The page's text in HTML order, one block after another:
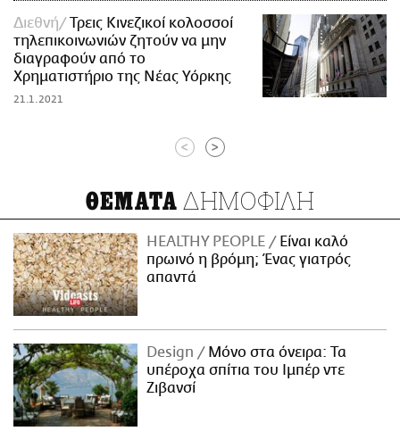
Διεθνή
Τρεις Κινεζικοί κολοσσοί
τηλεπικοινωνιών ζητούν να μην
διαγραφούν από το
Χρηματιστήριο της Νέας Υόρκης
21.1.2021
< >
ΘΕΜΑΤΑ ΔΗΜΟΦΙΛΗ
HEALTHY PEOPLE
Είναι καλό
πρωινό η βρόμη; Ένας γιατρός
απαντά
Design
Μόνο στα όνειρα: Τα
υπέροχα σπίτια του Ιμπέρ ντε
Ζιβανσί